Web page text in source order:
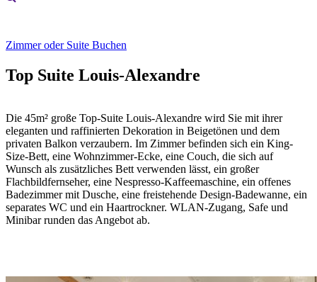
Zimmer oder Suite Buchen
Top Suite Louis-Alexandre
Die 45m² große Top-Suite Louis-Alexandre wird Sie mit ihrer
eleganten und raffinierten Dekoration in Beigetönen und dem
privaten Balkon verzaubern. Im Zimmer befinden sich ein King-
Size-Bett, eine Wohnzimmer-Ecke, eine Couch, die sich auf
Wunsch als zusätzliches Bett verwenden lässt, ein großer
Flachbildfernseher, eine Nespresso-Kaffeemaschine, ein offenes
Badezimmer mit Dusche, eine freistehende Design-Badewanne, ein
separates WC und ein Haartrockner. WLAN-Zugang, Safe und
Minibar runden das Angebot ab.